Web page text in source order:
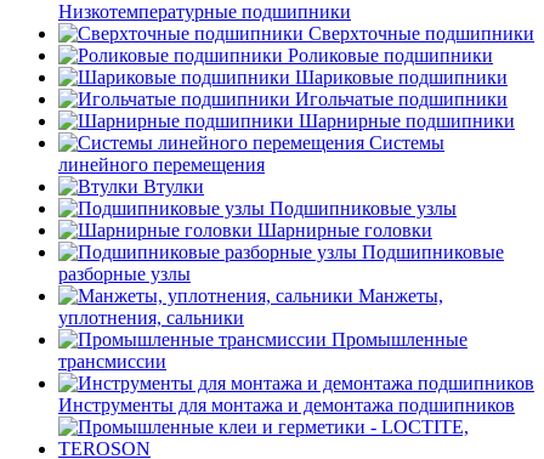
Низкотемпературные подшипники
Сверхточные подшипники
Роликовые подшипники
Шариковые подшипники
Игольчатые подшипники
Шарнирные подшипники
Системы
линейного перемещения
Втулки
Подшипниковые узлы
Шарнирные головки
Подшипниковые
разборные узлы
Манжеты,
уплотнения, сальники
Промышленные
трансмиссии
Инструменты для монтажа и демонтажа подшипников